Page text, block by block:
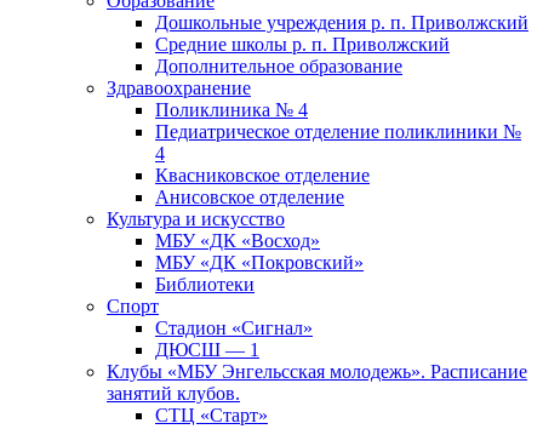
Дошкольные учреждения р. п. Приволжский
Средние школы р. п. Приволжский
Дополнительное образование
Здравоохранение
Поликлиника № 4
Педиатрическое отделение поликлиники №
4
Квасниковское отделение
Анисовское отделение
Культура и искусство
МБУ «ДК «Восход»
МБУ «ДК «Покровский»
Библиотеки
Спорт
Стадион «Сигнал»
ДЮСШ — 1
Клубы «МБУ Энгельсская молодежь». Расписание
занятий клубов.
СТЦ «Старт»